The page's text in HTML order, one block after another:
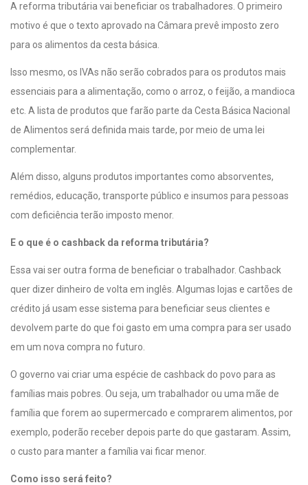
A reforma tributária vai beneficiar os trabalhadores. O primeiro
motivo é que o texto aprovado na Câmara prevê imposto zero
para os alimentos da cesta básica.
Isso mesmo, os IVAs não serão cobrados para os produtos mais
essenciais para a alimentação, como o arroz, o feijão, a mandioca
etc. A lista de produtos que farão parte da Cesta Básica Nacional
de Alimentos será definida mais tarde, por meio de uma lei
complementar.
Além disso, alguns produtos importantes como absorventes,
remédios, educação, transporte público e insumos para pessoas
com deficiência terão imposto menor.
E o que é o cashback da reforma tributária?
Essa vai ser outra forma de beneficiar o trabalhador. Cashback
quer dizer dinheiro de volta em inglês. Algumas lojas e cartões de
crédito já usam esse sistema para beneficiar seus clientes e
devolvem parte do que foi gasto em uma compra para ser usado
em um nova compra no futuro.
O governo vai criar uma espécie de cashback do povo para as
famílias mais pobres. Ou seja, um trabalhador ou uma mãe de
família que forem ao supermercado e comprarem alimentos, por
exemplo, poderão receber depois parte do que gastaram. Assim,
o custo para manter a família vai ficar menor.
Como isso será feito?